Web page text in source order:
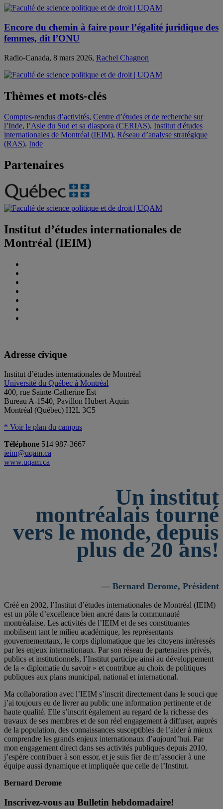
Encore du chemin à faire pour l’égalité juridique des
femmes, dit l’ONU
Radio-Canada, 8 mars 2026, Rachel Chagnon
Thèmes et mots-clés
Comptes-rendus d’activités, Centre d’études et de recherche sur
l’Inde, l’Asie du Sud et sa diaspora (CERIAS), Institut d'études
internationales de Montréal (IEIM), Réseau d’analyse stratégique
(RAS), Inde
Partenaires
Institut d’études internationales de
Montréal (IEIM)
Adresse civique
Institut d’études internationales de Montréal
Université du Québec à Montréal
400, rue Sainte-Catherine Est
Bureau A-1540, Pavillon Hubert-Aquin
Montréal (Québec) H2L 3C5
* Voir le plan du campus
Téléphone 514 987-3667
ieim@uqam.ca
www.uqam.ca
Un institut
montréalais tourné
vers le monde, depuis
plus de 20 ans!
— Bernard Derome, Président
Créé en 2002, l’Institut d’études internationales de Montréal (IEIM)
est un pôle d’excellence bien ancré dans la communauté
montréalaise. Les activités de l’IEIM et de ses constituantes
mobilisent tant le milieu académique, les représentants
gouvernementaux, le corps diplomatique que les citoyens intéressés
par les enjeux internationaux. Par son réseau de partenaires privés,
publics et institutionnels, l’Institut participe ainsi au développement
de la « diplomatie du savoir » et contribue au choix de politiques
publiques aux plans municipal, national et international.
Ma collaboration avec l’IEIM s’inscrit directement dans le souci que
j’ai toujours eu de livrer au public une information pertinente et de
haute qualité. Elle s’inscrit également au regard de la richesse des
travaux de ses membres et de son réel engagement à diffuser, auprès
de la population, des connaissances susceptibles de l’aider à mieux
comprendre les grands enjeux internationaux d’aujourd’hui. Par
mon engagement direct dans ses activités publiques depuis 2010,
j’espère contribuer à son essor, et je suis fier de m’associer à une
équipe aussi dynamique et impliquée que celle de l’Institut.
Bernard Derome
Inscrivez-vous au Bulletin hebdomadaire!